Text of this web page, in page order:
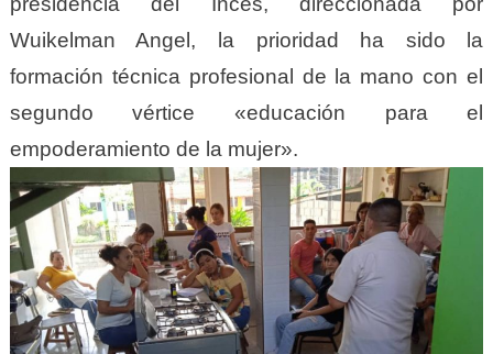
Wuikelman Angel, la prioridad ha sido la
formación técnica profesional de la mano con el
segundo vértice «educación para el
empoderamiento de la mujer».